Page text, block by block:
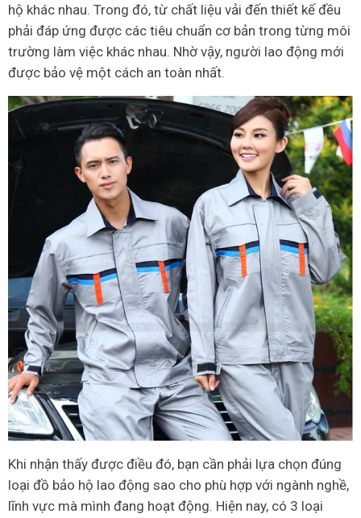
hộ khác nhau. Trong đó, từ chất liệu vải đến thiết kế đều
phải đáp ứng được các tiêu chuẩn cơ bản trong từng môi
trường làm việc khác nhau. Nhờ vậy, người lao động mới
được bảo vệ một cách an toàn nhất.
Khi nhận thấy được điều đó, bạn cần phải lựa chọn đúng
loại đồ bảo hộ lao động sao cho phù hợp với ngành nghề,
lĩnh vực mà mình đang hoạt động. Hiện nay, có 3 loại